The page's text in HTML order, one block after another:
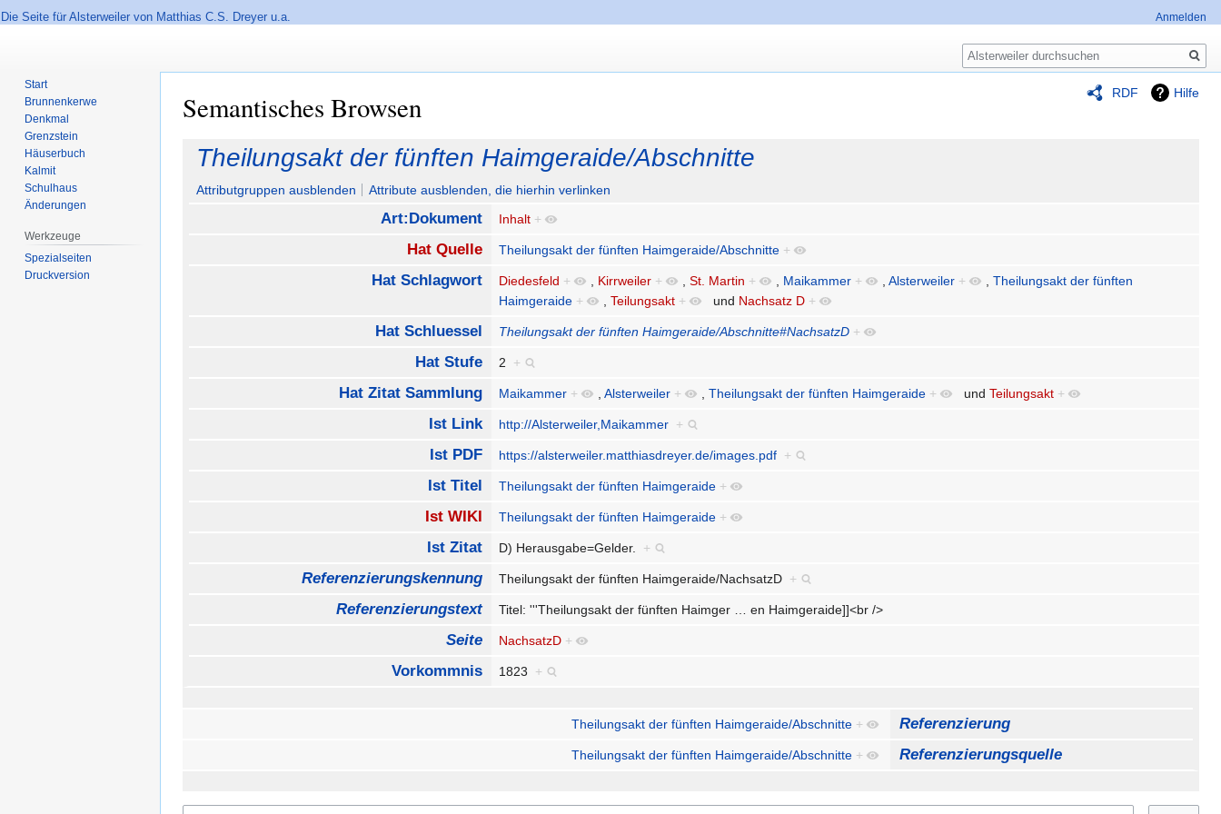
Die Seite für Alsterweiler von Matthias C.S. Dreyer u.a.
RDF Hilfe
Semantisches Browsen
Zur
Navigation
springen
Zur
Suche
springen
Theilungsakt der fünften Haimgeraide/Abschnitte
Attributgruppen ausblenden Attribute ausblenden, die hierhin verlinken
Art:Dokument Inhalt +
Hat Quelle Theilungsakt der fünften Haimgeraide/Abschnitte +
Hat Schlagwort Diedesfeld + , Kirrweiler + ,St. Martin + , Maikammer + ,Alsterweiler + ,Theilungsakt der fünften
Haimgeraide + ,Teilungsakt + und Nachsatz D +
Hat Schluessel Theilungsakt der fünften Haimgeraide/Abschnitte#NachsatzD +
Hat Stufe 2 +
Hat Zitat Sammlung Maikammer + ,Alsterweiler + ,Theilungsakt der fünften Haimgeraide + undTeilungsakt +
Ist Link http://Alsterweiler,Maikammer +
Ist PDF https://alsterweiler.matthiasdreyer.de/images.pdf +
Ist Titel Theilungsakt der fünften Haimgeraide +
Ist WIKI Theilungsakt der fünften Haimgeraide +
Ist Zitat D) Herausgabe=Gelder. +
Referenzierungskennung Theilungsakt der fünften Haimgeraide/NachsatzD +
Referenzierungstext Titel: '''Theilungsakt der fünften Haimger …en Haimgeraide]]<br />
Seite NachsatzD +
Vorkommnis 1823 +
Theilungsakt der fünften Haimgeraide/Abschnitte + Referenzierung
Theilungsakt der fünften Haimgeraide/Abschnitte + Referenzierungsquelle
Anmelden
Suche
Start
Brunnenkerwe
Denkmal
Grenzstein
Häuserbuch
Kalmit
Schulhaus
Änderungen
Werkzeuge
Spezialseiten
Druckversion